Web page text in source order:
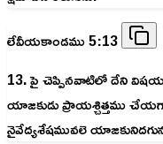
లేవీయకాండము 5:13
13. పై చెప్పినవాటిలో దేని
యాజకుడు ప్రాయశ్చిత్తము
నైవేద్యశేషమువలె